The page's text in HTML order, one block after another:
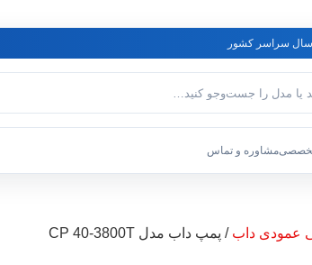
سراسر کشور
مشاوره و تماس
عمودی داب / پمپ داب مدل CP 40-3800T